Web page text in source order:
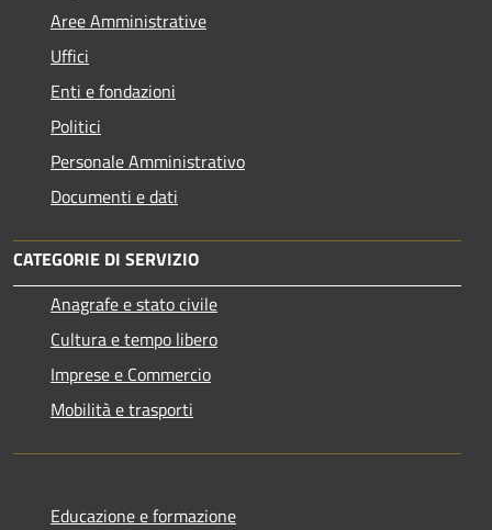
Aree Amministrative
Uffici
Enti e fondazioni
Politici
Personale Amministrativo
Documenti e dati
CATEGORIE DI SERVIZIO
Anagrafe e stato civile
Cultura e tempo libero
Imprese e Commercio
Mobilità e trasporti
Educazione e formazione